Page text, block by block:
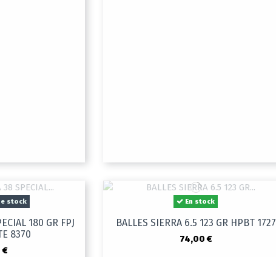
stock
180 GR FPJ
8370
€
En stock
BALLES SIERRA 6.5 123 GR HPBT 1727
74,00 €